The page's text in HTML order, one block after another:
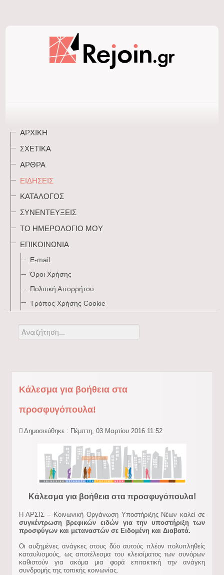
ΑΡΧΙΚΉ
ΣΧΕΤΙΚΆ
ΆΡΘΡΑ
ΕΙΔΉΣΕΙΣ
ΚΑΤΆΛΟΓΟΣ
ΣΥΝΕΝΤΕΎΞΕΙΣ
ΤΟ ΗΜΕΡΟΛΌΓΙΌ ΜΟΥ
ΕΠΙΚΟΙΝΩΝΊΑ
E-mail
Όροι Χρήσης
Πολιτική Απορρήτου
Τρόπος Xρήσης Cookie
Αναζήτηση...
Κάλεσμα για βοήθεια στα
προσφυγόπουλα!
Δημοσιεύθηκε : Πέμπτη, 03 Μαρτίου 2016 11:52
Κάλεσμα για βοήθεια στα προσφυγόπουλα!
Η ΑΡΣΙΣ – Κοινωνική Οργάνωση Υποστήριξης Νέων καλεί σε
συγκέντρωση βρεφικών ειδών για την υποστήριξη των
προσφύγων και μεταναστών σε Ειδομένη και Διαβατά.
Οι αυξημένες ανάγκες στους δύο αυτούς πλέον πολυπληθείς
καταυλισμούς, ως αποτέλεσμα του κλεισίματος των συνόρων
καθιστούν για ακόμα μια φορά επιτακτική την ανάγκη
συνδρομής της τοπικής κοινωνίας.